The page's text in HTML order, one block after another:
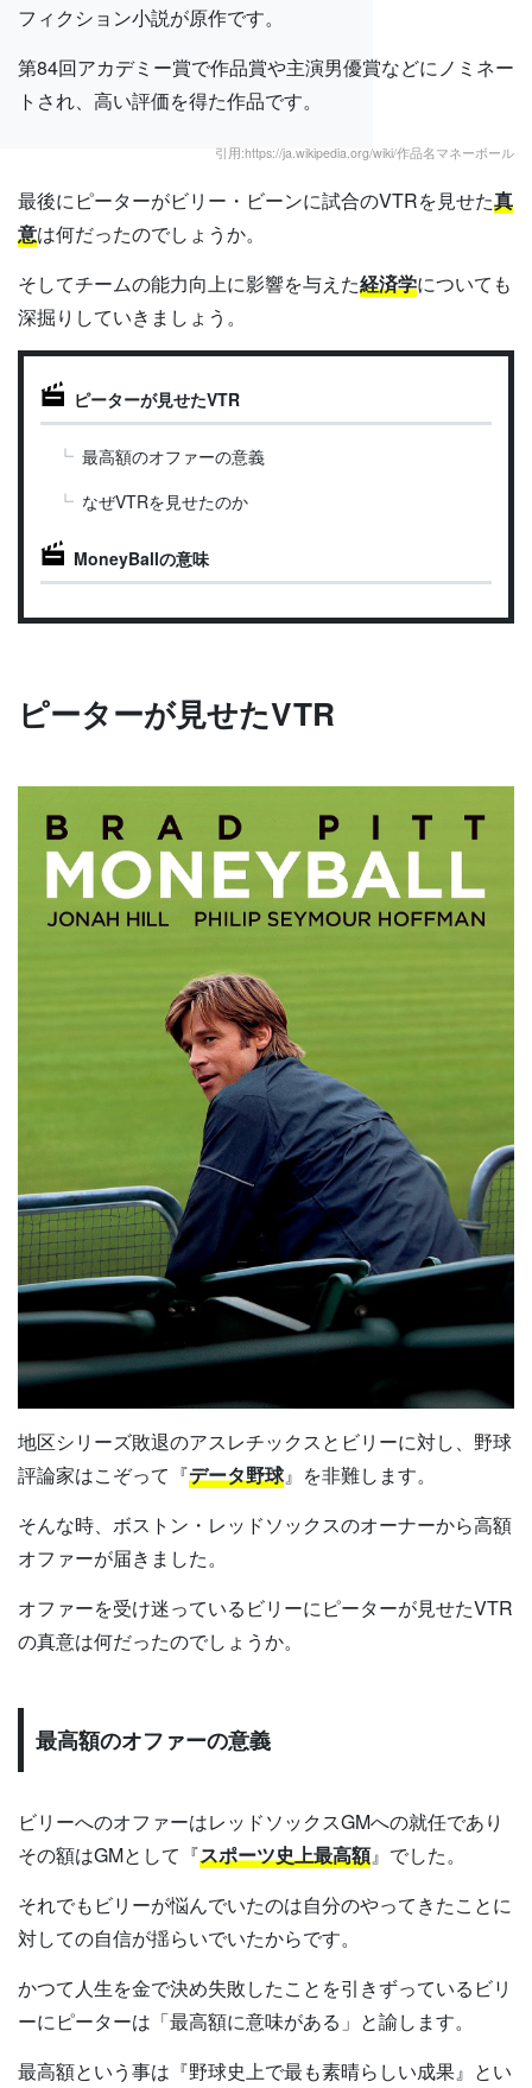
フィクション小説が原作です。
第84回アカデミー賞で作品賞や主演男優賞などにノミネー
トされ、高い評価を得た作品です。
引用:https://ja.wikipedia.org/wiki/作品名マネーボール
最後にピーターがビリー・ビーンに試合のVTRを見せた真
意は何だったのでしょうか。
そしてチームの能力向上に影響を与えた経済学についても
深掘りしていきましょう。
ピーターが見せたVTR
最高額のオファーの意義
なぜVTRを見せたのか
MoneyBallの意味
ピーターが見せたVTR
地区シリーズ敗退のアスレチックスとビリーに対し、野球
評論家はこぞって『データ野球』を非難します。
そんな時、ボストン・レッドソックスのオーナーから高額
オファーが届きました。
オファーを受け迷っているビリーにピーターが見せたVTR
の真意は何だったのでしょうか。
最高額のオファーの意義
ビリーへのオファーはレッドソックスGMへの就任であり
その額はGMとして『スポーツ史上最高額』でした。
それでもビリーが悩んでいたのは自分のやってきたことに
対しての自信が揺らいでいたからです。
かつて人生を金で決め失敗したことを引きずっているビリ
ーにピーターは「最高額に意味がある」と諭します。
最高額という事は『野球史上で最も素晴らしい成果』とい